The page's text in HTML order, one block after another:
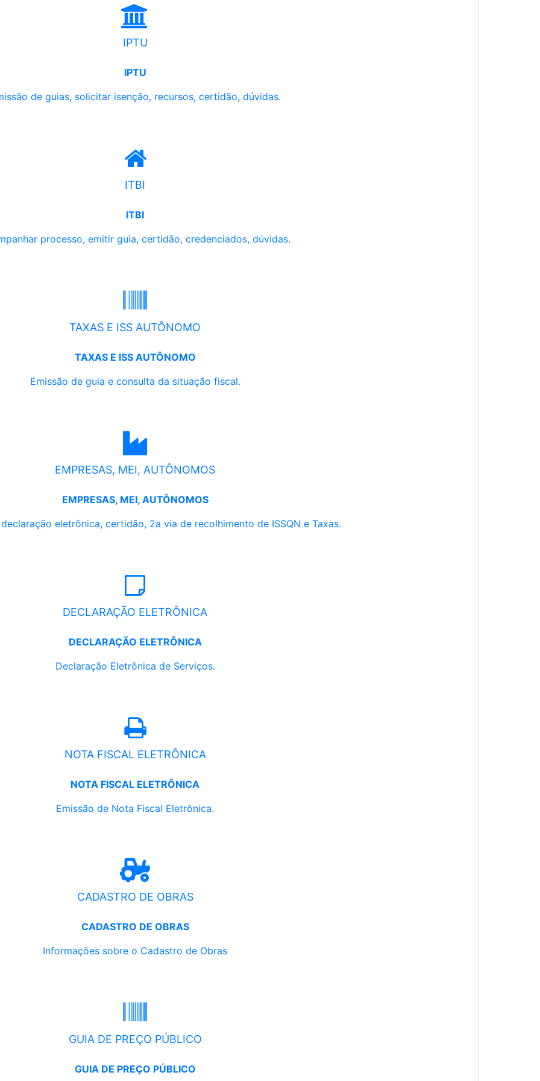
IPTU
IPTU
de guias, solicitar isenção, recursos, certidão, dúvidas.
ITBI
ITBI
processo, emitir guia, certidão, credenciados, dúvidas.
TAXAS E ISS AUTÔNOMO
TAXAS E ISS AUTÔNOMO
Emissão de guia e consulta da situação fiscal.
EMPRESAS, MEI, AUTÔNOMOS
EMPRESAS, MEI, AUTÔNOMOS
eletrônica, certidão, 2a via de recolhimento de ISSQN e Taxas.
DECLARAÇÃO ELETRÔNICA
DECLARAÇÃO ELETRÔNICA
Declaração Eletrônica de Serviços.
NOTA FISCAL ELETRÔNICA
NOTA FISCAL ELETRÔNICA
Emissão de Nota Fiscal Eletrônica.
CADASTRO DE OBRAS
CADASTRO DE OBRAS
Informações sobre o Cadastro de Obras
GUIA DE PREÇO PÚBLICO
GUIA DE PREÇO PÚBLICO